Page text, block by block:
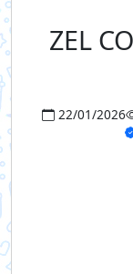
ZEL
22/01/2026